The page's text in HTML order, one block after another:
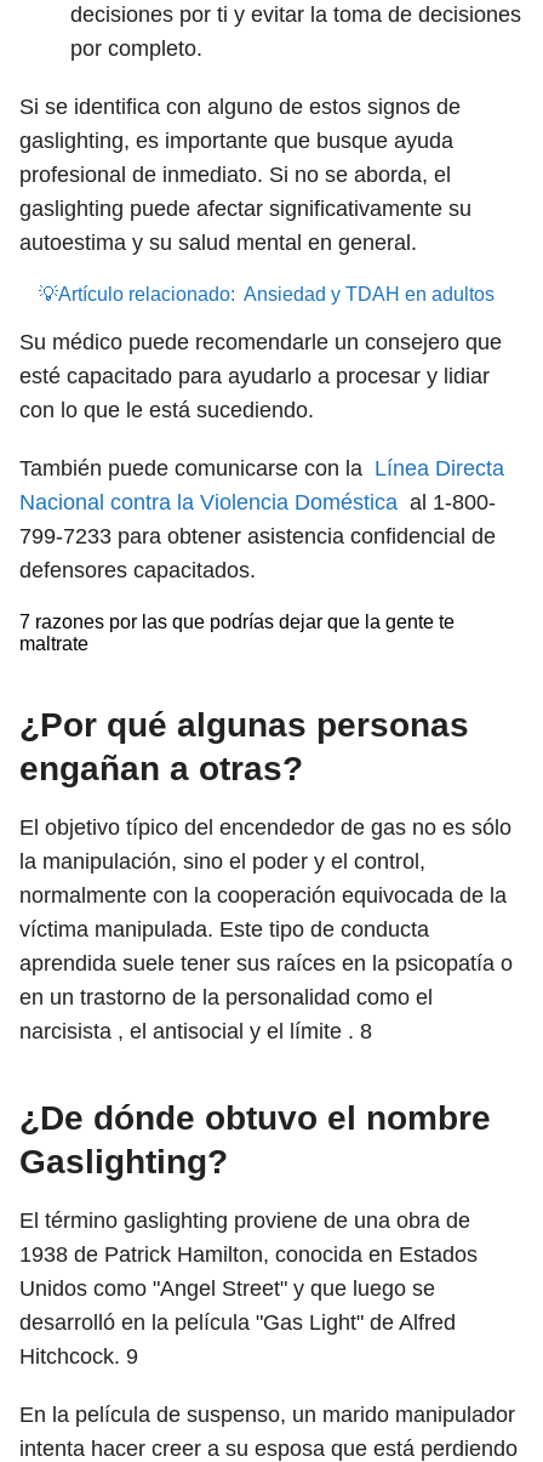
decisiones por ti y evitar la toma de decisiones
por completo.
Si se identifica con alguno de estos signos de
gaslighting, es importante que busque ayuda
profesional de inmediato. Si no se aborda, el
gaslighting puede afectar significativamente su
autoestima y su salud mental en general.
💡Artículo relacionado: Ansiedad y TDAH en adultos
Su médico puede recomendarle un consejero que
esté capacitado para ayudarlo a procesar y lidiar
con lo que le está sucediendo.
También puede comunicarse con la Línea Directa
Nacional contra la Violencia Doméstica al 1-800-
799-7233 para obtener asistencia confidencial de
defensores capacitados.
7 razones por las que podrías dejar que la gente te
maltrate
¿Por qué algunas personas
engañan a otras?
El objetivo típico del encendedor de gas no es sólo
la manipulación, sino el poder y el control,
normalmente con la cooperación equivocada de la
víctima manipulada. Este tipo de conducta
aprendida suele tener sus raíces en la psicopatía o
en un trastorno de la personalidad como el
narcisista , el antisocial y el límite . 8
¿De dónde obtuvo el nombre
Gaslighting?
El término gaslighting proviene de una obra de
1938 de Patrick Hamilton, conocida en Estados
Unidos como "Angel Street" y que luego se
desarrolló en la película "Gas Light" de Alfred
Hitchcock. 9
En la película de suspenso, un marido manipulador
intenta hacer creer a su esposa que está perdiendo